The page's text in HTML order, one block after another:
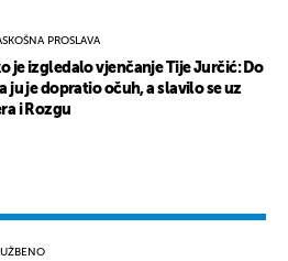
PROSLAVA
je izgledalo vjenčanje Tije Jurčić: Do
ju je dopratio očuh, a slavilo se uz
i Rozgu